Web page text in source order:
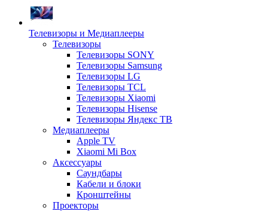
Телевизоры и Медиаплееры
Телевизоры
Телевизоры SONY
Телевизоры Samsung
Телевизоры LG
Телевизоры TCL
Телевизоры Xiaomi
Телевизоры Hisense
Телевизоры Яндекс ТВ
Медиаплееры
Apple TV
Xiaomi Mi Box
Аксессуары
Саундбары
Кабели и блоки
Кронштейны
Проекторы